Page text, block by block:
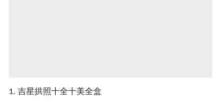
1. 吉星拱照十全十美全盒